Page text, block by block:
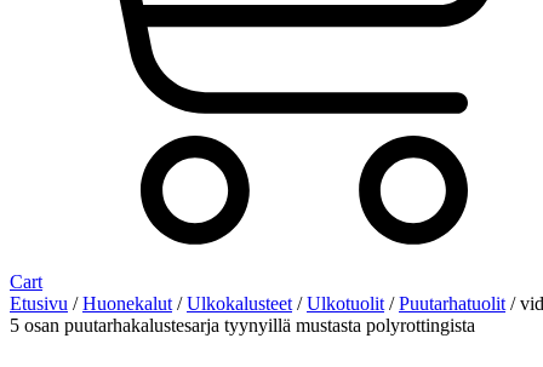
Cart
Etusivu /Huonekalut /Ulkokalusteet /Ulkotuolit /Puutarhatuolit /
5 osan puutarhakalustesarja tyynyillä mustasta polyrottingista